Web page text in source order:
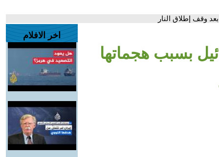
وقف إطلاق النار
بسبب هجماتها
اخر الافلام